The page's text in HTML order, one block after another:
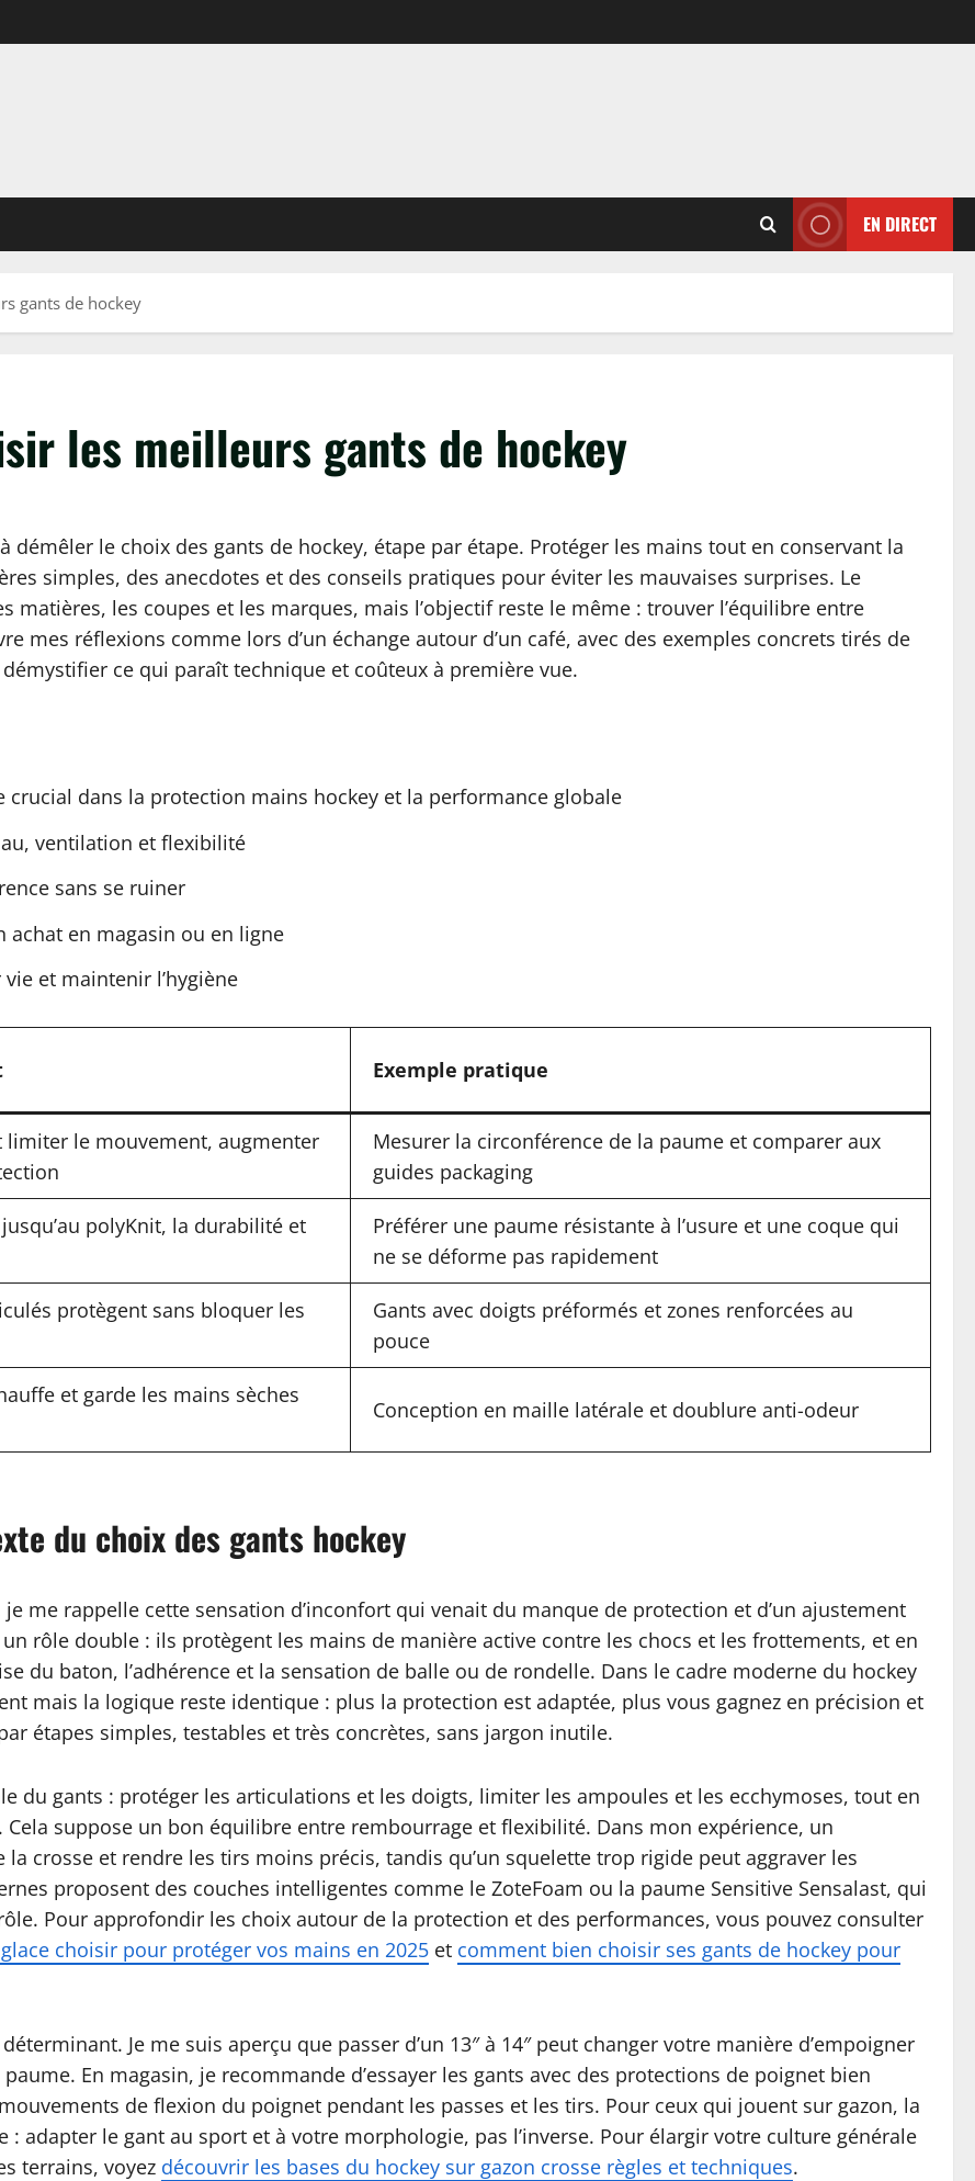
EN DIRECT
gants de hockey
les meilleurs gants de hockey
démêler le choix des gants de hockey, étape par étape. Protéger les mains tout en conservant la
simples, des anecdotes et des conseils pratiques pour éviter les mauvaises surprises. Le
matières, les coupes et les marques, mais l’objectif reste le même : trouver l’équilibre entre
mes réflexions comme lors d’un échange autour d’un café, avec des exemples concrets tirés de
ce qui paraît technique et coûteux à première vue.
dans la protection mains hockey et la performance globale
ventilation et flexibilité
sans se ruiner
achat en magasin ou en ligne
et maintenir l’hygiène
Exemple pratique
le mouvement, augmenter
Mesurer la circonférence de la paume et comparer aux
guides packaging
polyKnit, la durabilité et
Préférer une paume résistante à l’usure et une coque qui
ne se déforme pas rapidement
protègent sans bloquer les
Gants avec doigts préformés et zones renforcées au
pouce
et garde les mains sèches
Conception en maille latérale et doublure anti-odeur
du choix des gants hockey
me rappelle cette sensation d’inconfort qui venait du manque de protection et d’un ajustement
rôle double : ils protègent les mains de manière active contre les chocs et les frottements, et en
du baton, l’adhérence et la sensation de balle ou de rondelle. Dans le cadre moderne du hockey
mais la logique reste identique : plus la protection est adaptée, plus vous gagnez en précision et
étapes simples, testables et très concrètes, sans jargon inutile.
du gants : protéger les articulations et les doigts, limiter les ampoules et les ecchymoses, tout en
suppose un bon équilibre entre rembourrage et flexibilité. Dans mon expérience, un
crosse et rendre les tirs moins précis, tandis qu’un squelette trop rigide peut aggraver les
proposent des couches intelligentes comme le ZoteFoam ou la paume Sensitive Sensalast, qui
Pour approfondir les choix autour de la protection et des performances, vous pouvez consulter
choisir pour protéger vos mains en 2025 et comment bien choisir ses gants de hockey pour
Je me suis aperçu que passer d’un 13″ à 14″ peut changer votre manière d’empoigner
En magasin, je recommande d’essayer les gants avec des protections de poignet bien
de flexion du poignet pendant les passes et les tirs. Pour ceux qui jouent sur gazon, la
adapter le gant au sport et à votre morphologie, pas l’inverse. Pour élargir votre culture générale
terrains, voyez découvrir les bases du hockey sur gazon crosse règles et techniques.